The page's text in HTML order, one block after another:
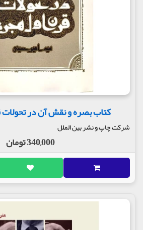
کتاب بصره و نقش آن در
شرکت چاپ و نشر بین الملل
340,000 تومان